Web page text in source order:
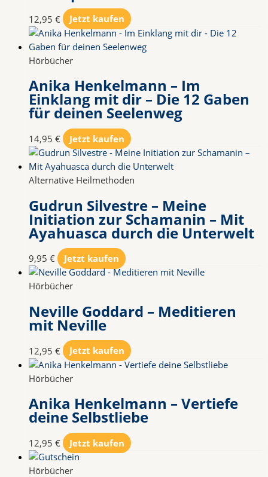
12,95 € Jetzt kaufen
Hörbücher
Anika Henkelmann – Im
Einklang mit dir – Die 12 Gaben
für deinen Seelenweg
14,95 € Jetzt kaufen
Alternative Heilmethoden
Gudrun Silvestre – Meine
Initiation zur Schamanin – Mit
Ayahuasca durch die Unterwelt
9,95 € Jetzt kaufen
Hörbücher
Neville Goddard – Meditieren
mit Neville
12,95 € Jetzt kaufen
Hörbücher
Anika Henkelmann – Vertiefe
deine Selbstliebe
12,95 € Jetzt kaufen
Hörbücher